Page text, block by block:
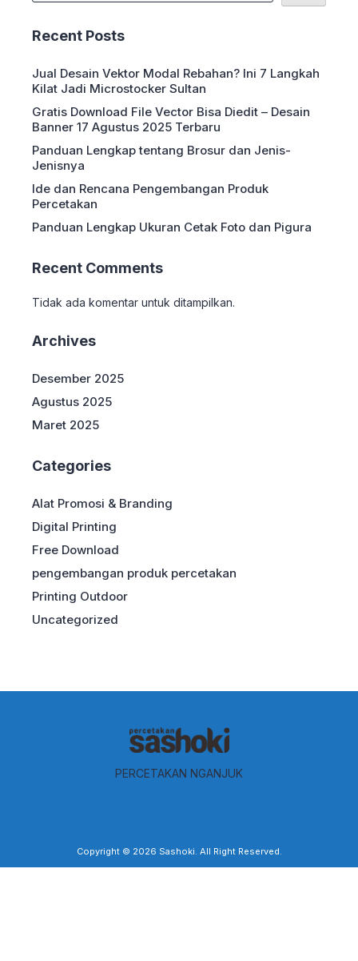
Recent Posts
Jual Desain Vektor Modal Rebahan? Ini 7 Langkah
Kilat Jadi Microstocker Sultan
Gratis Download File Vector Bisa Diedit – Desain
Banner 17 Agustus 2025 Terbaru
Panduan Lengkap tentang Brosur dan Jenis-
Jenisnya
Ide dan Rencana Pengembangan Produk
Percetakan
Panduan Lengkap Ukuran Cetak Foto dan Pigura
Recent Comments
Tidak ada komentar untuk ditampilkan.
Archives
Desember 2025
Agustus 2025
Maret 2025
Categories
Alat Promosi & Branding
Digital Printing
Free Download
pengembangan produk percetakan
Printing Outdoor
Uncategorized
PERCETAKAN NGANJUK
Copyright © 2026 Sashoki . All Right Reserved.